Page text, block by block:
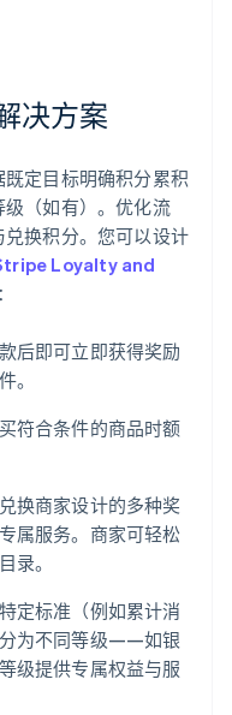
决方案
定目标明确积分累积
（如有）。优化流
换积分。您可以设计
Loyalty and
后即可立即获得奖励
。
符合条件的商品时额
换商家设计的多种奖
属服务。商家可轻松
录。
定标准（例如累计消
为不同等级——如银
级提供专属权益与服